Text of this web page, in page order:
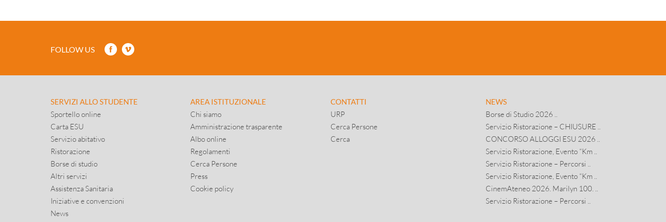
FOLLOW US
SERVIZI ALLO STUDENTE
Sportello online
Carta ESU
Servizio abitativo
Ristorazione
Borse di studio
Altri servizi
Assistenza Sanitaria
Iniziative e convenzioni
News
AREA ISTITUZIONALE
Chi siamo
Amministrazione trasparente
Albo online
Regolamenti
Cerca Persone
Press
Cookie policy
CONTATTI
URP
Cerca Persone
Cerca
NEWS
Borse di Studio 2026 ..
Servizio Ristorazione – CHIUSURE ..
CONCORSO ALLOGGI ESU 2026 ..
Servizio Ristorazione, Evento “Km ..
Servizio Ristorazione – Percorsi ..
Servizio Ristorazione, Evento “Km ..
CinemAteneo 2026. Marilyn 100. ..
Servizio Ristorazione – Percorsi ..